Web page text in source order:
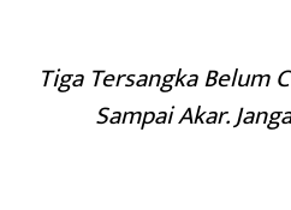
Tiga Tersangka Belum
Sampai Akar.